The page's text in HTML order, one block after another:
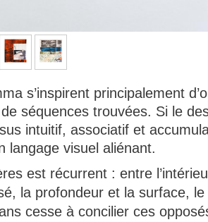
s’inspirent principalement
séquences trouvées. Si le
intuitif, associatif et
langage visuel aliénant.
est récurrent : entre
la profondeur et la surface, le
cesse à concilier ces